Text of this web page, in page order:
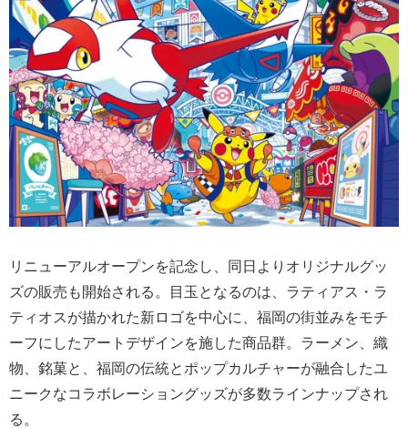
リニューアルオープンを記念し、同日よりオリジナルグッ
ズの販売も開始される。目玉となるのは、ラティアス・ラ
ティオスが描かれた新ロゴを中心に、福岡の街並みをモチ
ーフにしたアートデザインを施した商品群。ラーメン、織
物、銘菓と、福岡の伝統とポップカルチャーが融合したユ
ニークなコラボレーショングッズが多数ラインナップされ
る。